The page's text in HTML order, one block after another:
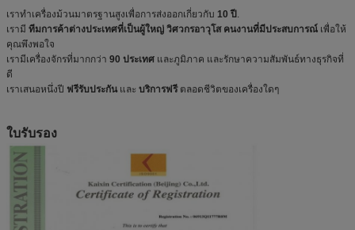
เราทำเครื่องม้วนมาตรฐานสูงเพื่อการส่งออกเกี่ยวกับ 10 ปี .
เรามี ทีมการค้าต่างประเทศที่เป็นผู้ใหญ่ วิศวกรอาวุโส คนงานที่มีประสบการณ์ เพื่อให้
คุณพึงพอใจ
เรามีเครื่องจักรที่มากกว่า 90 ประเทศ และภูมิภาค และรักษาความสัมพันธ์ทางธุรกิจที่
ดี
เราเสนอหนึ่งปี ฟรีรับประกันและ บริการฟรีตลอดชีวิตของเครื่องใดๆ
ใบรับรอง